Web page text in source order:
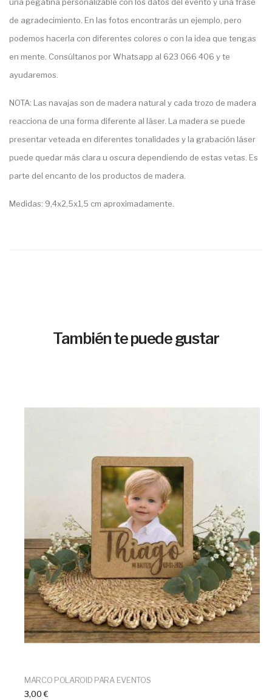
de agradecimiento. En las fotos encontrarás un ejemplo, pero
podemos hacerla con diferentes colores o con la idea que tengas
en mente. Consúltanos por Whatsapp al 623 066 406 y te
ayudaremos.
NOTA: Las navajas son de madera natural y cada trozo de madera
reacciona de una forma diferente al láser. La madera se puede
presentar veteada en diferentes tonalidades y la grabación láser
puede quedar más clara u oscura dependiendo de estas vetas. Es
parte del encanto de los productos de madera.
Medidas: 9,4x2,5x1,5 cm aproximadamente.
También te puede gustar
MARCO POLAROID PARA EVENTOS
3,00 €